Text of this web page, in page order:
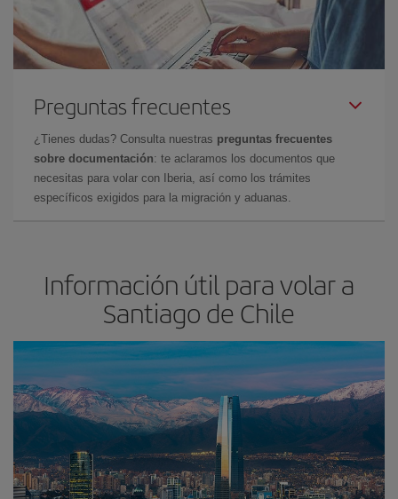
Preguntas frecuentes
¿Tienes dudas? Consulta nuestras preguntas frecuentes
sobre documentación: te aclaramos los documentos que
necesitas para volar con Iberia, así como los trámites
específicos exigidos para la migración y aduanas.
Información útil para volar a
Santiago de Chile